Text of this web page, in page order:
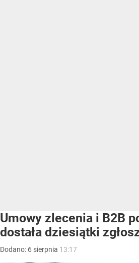
Umowy zlecenia i B2B
dostała dziesiątki
Dodano: 6 sierpnia 13:17